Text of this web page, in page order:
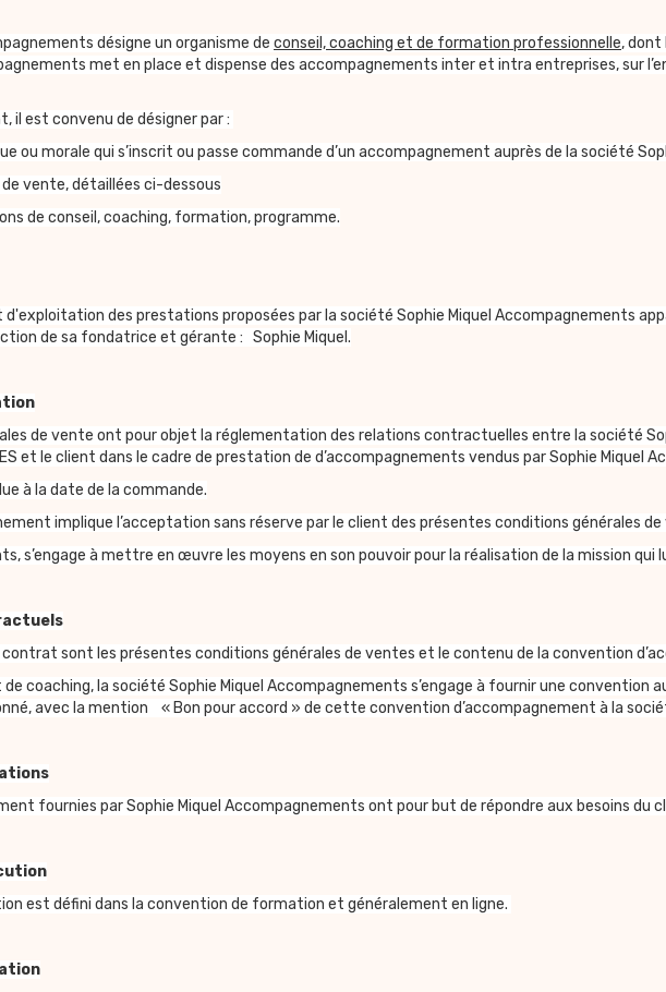
désigne un organisme de conseil, coaching et de formation professionnelle, dont
met en place et dispense des accompagnements inter et intra entreprises, sur
il est convenu de désigner par :
ou morale qui s’inscrit ou passe commande d’un accompagnement auprès de la société
vente, détaillées ci-dessous
de conseil, coaching, formation, programme.
des prestations proposées par la société Sophie Miquel Accompagnements
de sa fondatrice et gérante : Sophie Miquel.
de vente ont pour objet la réglementation des relations contractuelles entre la société
et le client dans le cadre de prestation de d’accompagnements vendus par Sophie Miquel
à la date de la commande.
implique l’acceptation sans réserve par le client des présentes conditions générales
s’engage à mettre en œuvre les moyens en son pouvoir pour la réalisation de la mission qui
sont les présentes conditions générales de ventes et le contenu de la convention
coaching, la société Sophie Miquel Accompagnements s’engage à fournir une convention
avec la mention « Bon pour accord » de cette convention d’accompagnement à la
fournies par Sophie Miquel Accompagnements ont pour but de répondre aux besoins du
est défini dans la convention de formation et généralement en ligne.